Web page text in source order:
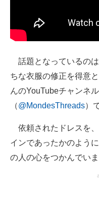
ITエンジニア向け専門サイ
IT製品の技術・比較・事例
製造業のIT導入・活用を支
エレクトロニクス専門サイ
電子設計の基本と応用
話題となっているの
ちな衣服の修正を得意
んのYouTubeチャンネ
（@MondesThreads）
依頼されたドレスを
インであったかのよう
の人の心をつかんでい